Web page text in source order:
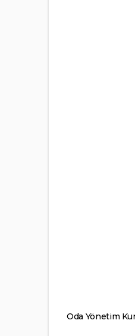
Oda Yönetim